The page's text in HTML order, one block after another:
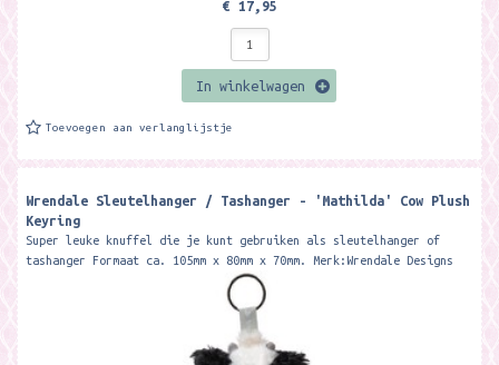
€ 17,95
In winkelwagen
Toevoegen aan verlanglijstje
Wrendale Sleutelhanger / Tashanger - 'Mathilda' Cow Plush
Keyring
Super leuke knuffel die je kunt gebruiken als sleutelhanger of
tashanger Formaat ca. 105mm x 80mm x 70mm. Merk:Wrendale Designs